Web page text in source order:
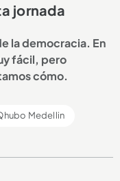
jornada
la democracia. En
fácil, pero
cómo.
Medellin